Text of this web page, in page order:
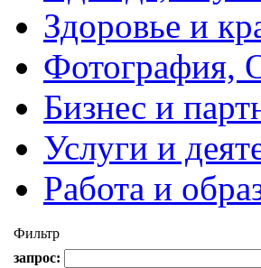
Здоровье и
Фотография,
Бизнес и
Услуги и
Работа и
Фильтр
запрос: